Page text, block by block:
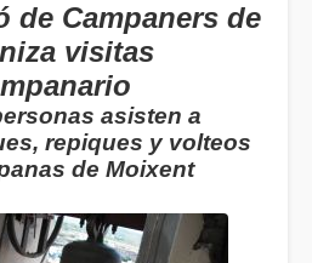
de Campaners de
visitas
asisten a
repiques y volteos
de Moixent